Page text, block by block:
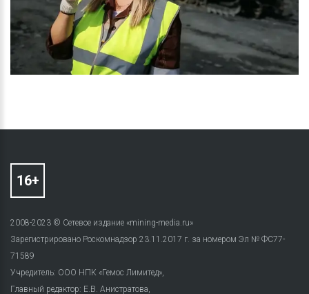
2008-2023 © Сетевое издание «mining-media.ru»
Зарегистрировано Роскомнадзор 23.11.2017 г. за номером Эл № ФС77-
71589
Учредитель: ООО НПК «Гемос Лимитед»,
Главный редактор: Е.В. Анистратова,